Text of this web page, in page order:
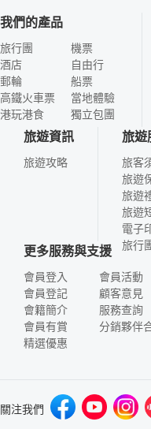
我們的產品
旅行團
酒店
郵輪
高鐵火車票
港玩港食
機票
自由行
船票
當地體驗
獨立包團
旅遊資訊
旅遊攻略
旅遊
旅客
旅遊
旅遊
旅遊
電子
旅行
更多服務與支援
會員登入
會員登記
會籍簡介
會員有賞
精選優惠
會員活動
顧客意見
服務查詢
分銷夥伴
關注我們